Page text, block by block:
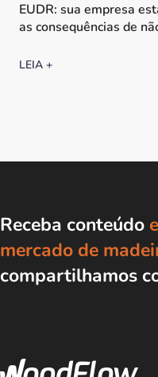
EUDR: sua empresa
as consequências de
LEIA +
Receba conteúdo
mercado de
compartilhamos